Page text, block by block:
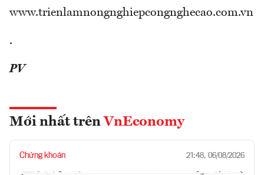
www.trienlamnongnghiepcongnghecao.com.vn
.
PV
Mới nhất trên VnEconomy
Chứng khoán 21:48, 06/08/2026